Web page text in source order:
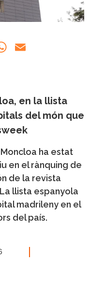
WhatsApp
en la llista
del món que
ha estat
en el rànquing de
de la revista
llista espanyola
madrileny en el
del país.